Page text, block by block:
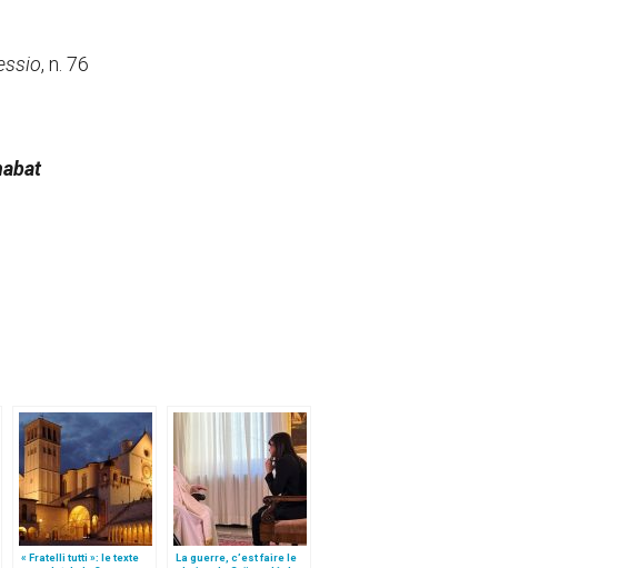
, n. 76
« Fratelli tutti »: le texte
La guerre, c’est faire le